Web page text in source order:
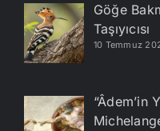
Göğe
Taşıyıcısı
10 Temmuz
“Âdem’in